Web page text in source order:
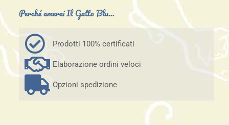
Perché amerai Il Gatto Blu...
Prodotti 100% certificati
Elaborazione ordini veloci
Opzioni spedizione